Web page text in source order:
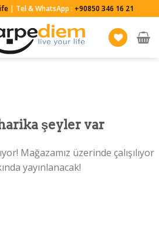
| Tel & WhatsApp : +90850 346 16 21
şeyler var
Mağazamız üzerinde çalışılıyor
yayınlanacak!